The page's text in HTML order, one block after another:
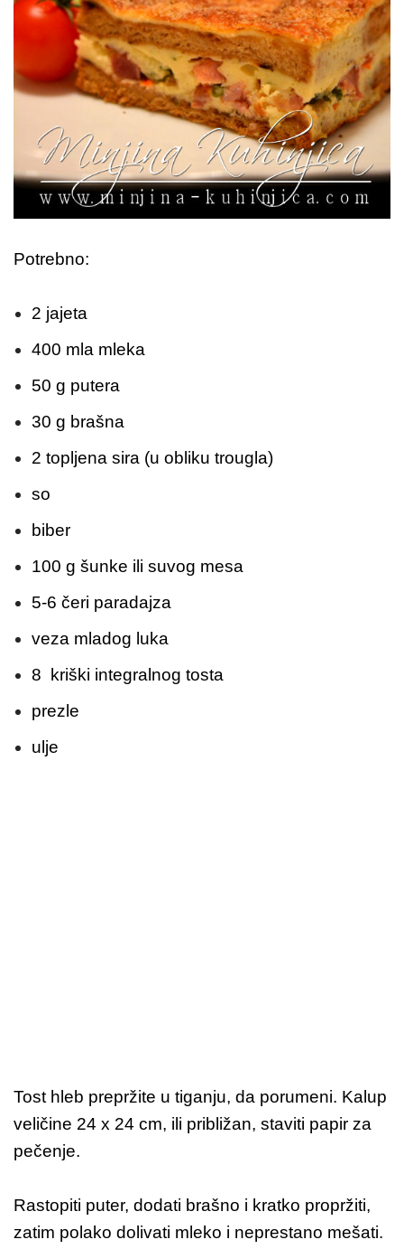
Potrebno:
2 jajeta
400 mla mleka
50 g putera
30 g brašna
2 topljena sira (u obliku trougla)
so
biber
100 g šunke ili suvog mesa
5-6 čeri paradajza
veza mladog luka
8 kriški integralnog tosta
prezle
ulje
Tost hleb prepržite u tiganju, da porumeni. Kalup
veličine 24 x 24 cm, ili približan, staviti papir za
pečenje.
Rastopiti puter, dodati brašno i kratko propržiti,
zatim polako dolivati mleko i neprestano mešati.